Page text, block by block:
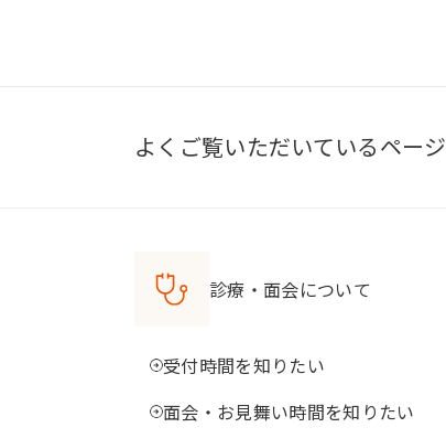
よくご覧いただいているページ
診療・面会について
受付時間を知りたい
面会・お見舞い時間を知りたい